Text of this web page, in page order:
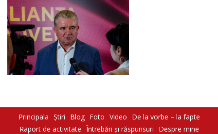
Principala Știri Blog Foto Video
De la vorbe – la fapte
Raport de activitate Întrebări şi răspunsuri
Despre mine